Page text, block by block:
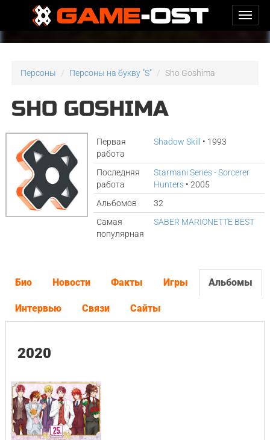
Персоны Персоны на букву "S" Sho Goshima
SHO GOSHIMA
Первая
работа
Shadow Skill • 1993
Последняя
работа
Starmani Series - Sorcerer
Hunters • 2005
Альбомов
32
Самая
популярная
SABER MARIONETTE BEST
Био Новости Факты Игры Альбомы
Интервью Связи Сайты
2020